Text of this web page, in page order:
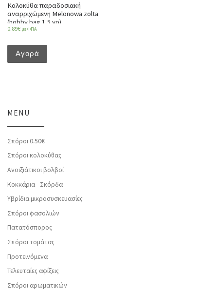
Κολοκύθα παραδοσιακή
αναρριχώμενη Melonowa zolta
(hobby bag 1,5 γρ)
0.89€ με ΦΠΑ
Αγορά
MENU
Σπόροι 0.50€
Σπόροι κολοκύθας
Ανοιξιάτικοι βολβοί
Κοκκάρια - Σκόρδα
Υβρίδια μικροσυσκευασίες
Σπόροι φασολιών
Πατατόσπορος
Σπόροι τομάτας
Προτεινόμενα
Τελευταίες αφίξεις
Σπόροι αρωματικών